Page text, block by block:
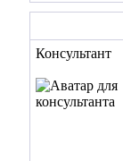
Консультант